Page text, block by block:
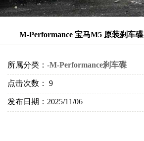
M-Performance 宝马M5 原装刹车碟
所属分类： -M-Performance刹车碟
点击次数： 9
发布日期： 2025/11/06